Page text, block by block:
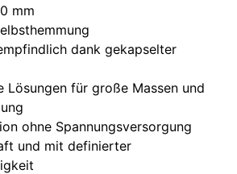
mm
dank gekapselter
Lösungen für große Massen und
ohne Spannungsversorgung
und mit definierter